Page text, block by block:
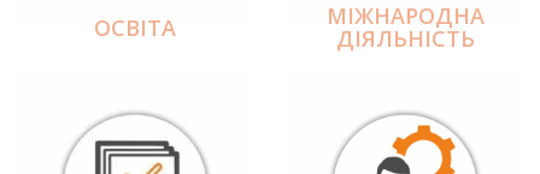
ОСВІТА МІЖНАРОДНА
ДІЯЛЬНІCТЬ